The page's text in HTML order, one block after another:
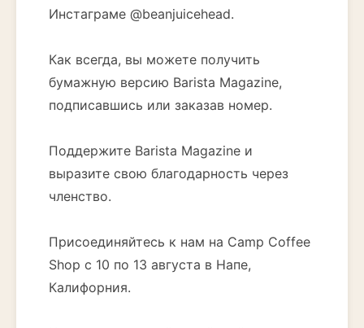
Инстаграме @beanjuicehead.
Как всегда, вы можете получить
бумажную версию Barista Magazine,
подписавшись или заказав номер.
Поддержите Barista Magazine и
выразите свою благодарность через
членство.
Присоединяйтесь к нам на Camp Coffee
Shop с 10 по 13 августа в Напе,
Калифорния.